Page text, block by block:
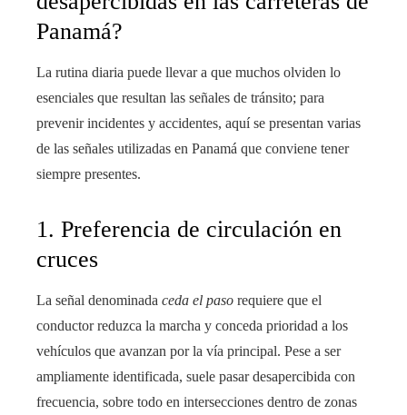
Panamá?
La rutina diaria puede llevar a que muchos olviden lo
esenciales que resultan las señales de tránsito; para
prevenir incidentes y accidentes, aquí se presentan varias
de las señales utilizadas en Panamá que conviene tener
siempre presentes.
1. Preferencia de circulación en
cruces
La señal denominada ceda el paso requiere que el
conductor reduzca la marcha y conceda prioridad a los
vehículos que avanzan por la vía principal. Pese a ser
ampliamente identificada, suele pasar desapercibida con
frecuencia, sobre todo en intersecciones dentro de zonas